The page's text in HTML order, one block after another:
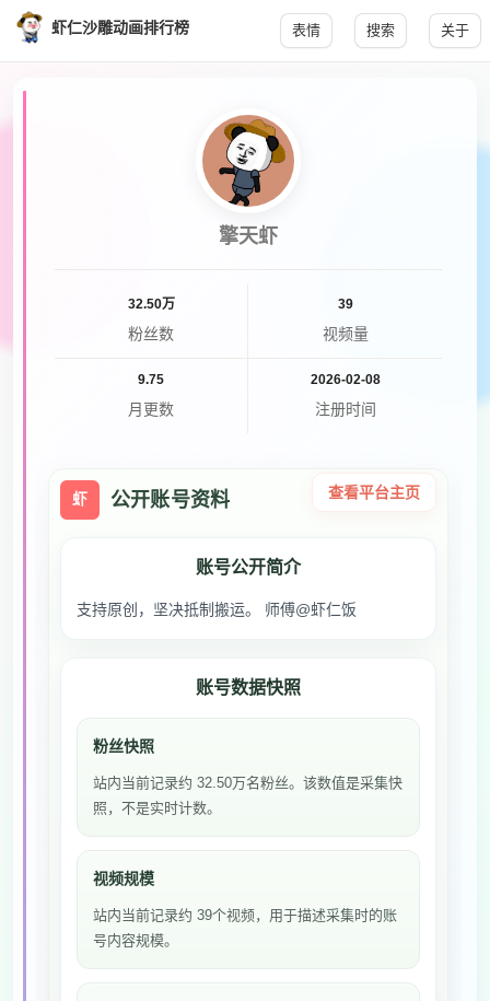
虾仁沙雕动画排行榜 表情 搜索 关于
擎天虾
32.50万
粉丝数
39
视频量
9.75
月更数
2026-02-08
注册时间
虾 公开账号资料 查看平台主页
账号公开简介
支持原创，坚决抵制搬运。 师傅@虾仁饭
账号数据快照
粉丝快照
站内当前记录约 32.50万名粉丝。该数值是采集快
照，不是实时计数。
视频规模
站内当前记录约 39个视频，用于描述采集时的账
号内容规模。